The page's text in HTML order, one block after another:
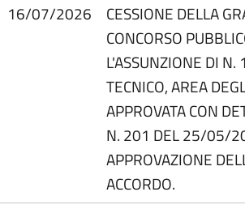
16/07/2026
CESSIONE DELLA
CONCORSO
L'ASSUNZIONE DI N.
TECNICO, AREA
APPROVATA CON
N. 201 DEL 25/05/
APPROVAZIONE
ACCORDO.